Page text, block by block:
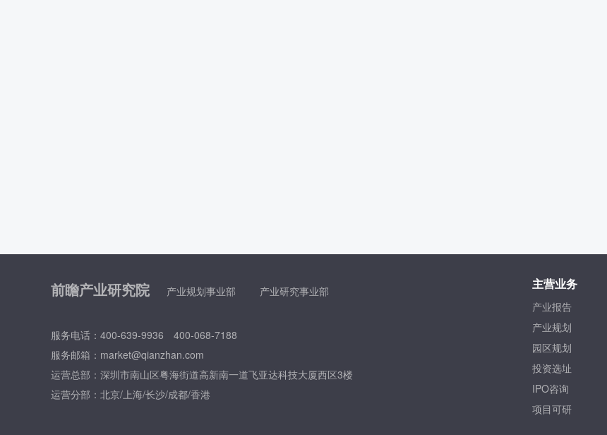
前瞻产业研究院 产业规划事业部 产业研究事业部
服务电话：400-639-9936 400-068-7188
服务邮箱：market@qianzhan.com
运营总部： 深圳市南山区粤海街道高新南一道飞亚达科技大厦西区3楼
运营分部：北京/上海/长沙/成都/香港
主营业务
产业报告
产业规划
园区规划
投资选址
IPO咨询
项目可研